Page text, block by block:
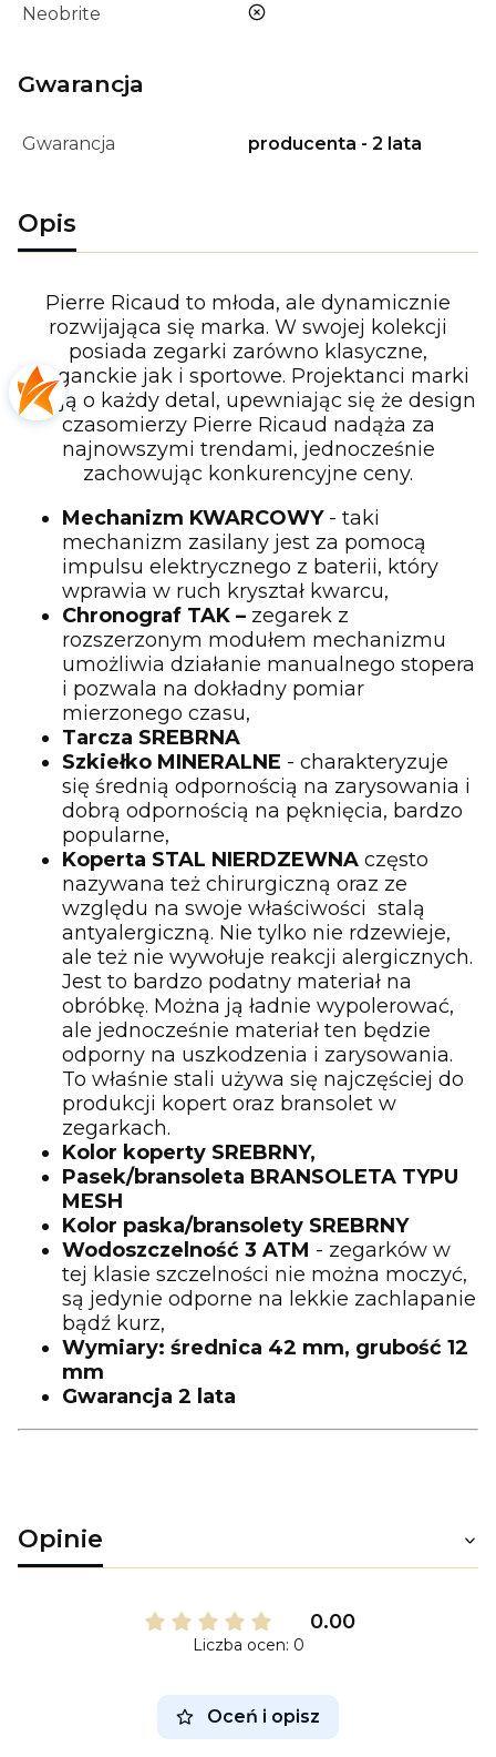
Neobrite nie
Gwarancja
Gwarancja producenta - 2 lata
Opis
Pierre Ricaud to młoda, ale dynamicznie
rozwijająca się marka. W swojej kolekcji
posiada zegarki zarówno klasyczne,
eleganckie jak i sportowe. Projektanci marki
dbają o każdy detal, upewniając się że design
czasomierzy Pierre Ricaud nadąża za
najnowszymi trendami, jednocześnie
zachowując konkurencyjne ceny.
Mechanizm KWARCOWY - taki
mechanizm zasilany jest za pomocą
impulsu elektrycznego z baterii, który
wprawia w ruch kryształ kwarcu,
Chronograf TAK – zegarek z
rozszerzonym modułem mechanizmu
umożliwia działanie manualnego stopera
i pozwala na dokładny pomiar
mierzonego czasu,
Tarcza SREBRNA
Szkiełko MINERALNE - charakteryzuje
się średnią odpornością na zarysowania i
dobrą odpornością na pęknięcia, bardzo
popularne,
Koperta STAL NIERDZEWNA często
nazywana też chirurgiczną oraz ze
względu na swoje właściwości stalą
antyalergiczną. Nie tylko nie rdzewieje,
ale też nie wywołuje reakcji alergicznych.
Jest to bardzo podatny materiał na
obróbkę. Można ją ładnie wypolerować,
ale jednocześnie materiał ten będzie
odporny na uszkodzenia i zarysowania.
To właśnie stali używa się najczęściej do
produkcji kopert oraz bransolet w
zegarkach.
Kolor koperty SREBRNY,
Pasek/bransoleta BRANSOLETA TYPU
MESH
Kolor paska/bransolety SREBRNY
Wodoszczelność 3 ATM - zegarków w
tej klasie szczelności nie można moczyć,
są jedynie odporne na lekkie zachlapanie
bądź kurz,
Wymiary: średnica 42 mm, grubość 12
mm
Gwarancja 2 lata
Opinie
0.00
Liczba ocen: 0
Oceń i opisz